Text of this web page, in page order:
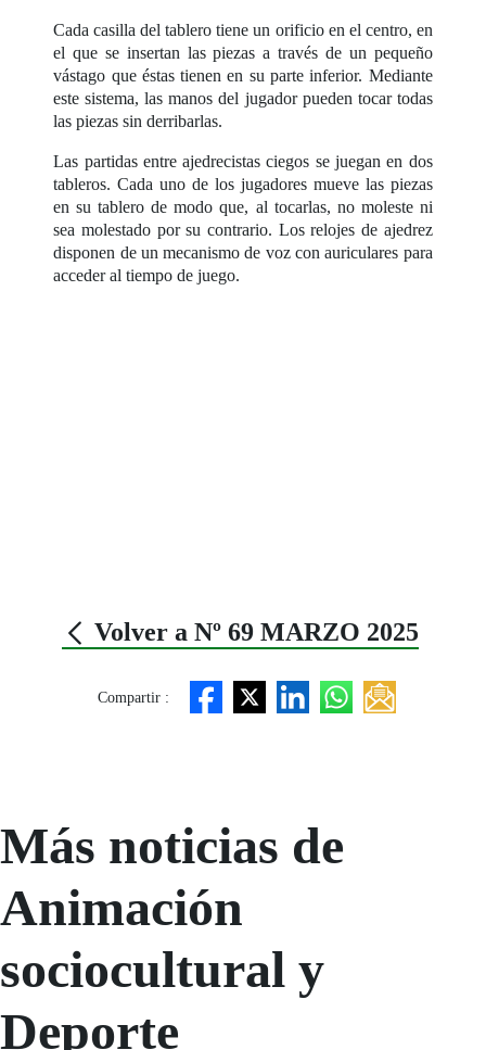
Cada casilla del tablero tiene un orificio en el centro, en
el que se insertan las piezas a través de un pequeño
vástago que éstas tienen en su parte inferior. Mediante
este sistema, las manos del jugador pueden tocar todas
las piezas sin derribarlas.
Las partidas entre ajedrecistas ciegos se juegan en dos
tableros. Cada uno de los jugadores mueve las piezas
en su tablero de modo que, al tocarlas, no moleste ni
sea molestado por su contrario. Los relojes de ajedrez
disponen de un mecanismo de voz con auriculares para
acceder al tiempo de juego.
Volver a Nº 69 MARZO 2025
Compartir :
Más noticias de
Animación
sociocultural y
Deporte